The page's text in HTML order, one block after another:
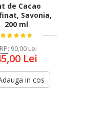
de Cacao
Savonia,
200 ml
: 90,00 Lei
Lei
in cos